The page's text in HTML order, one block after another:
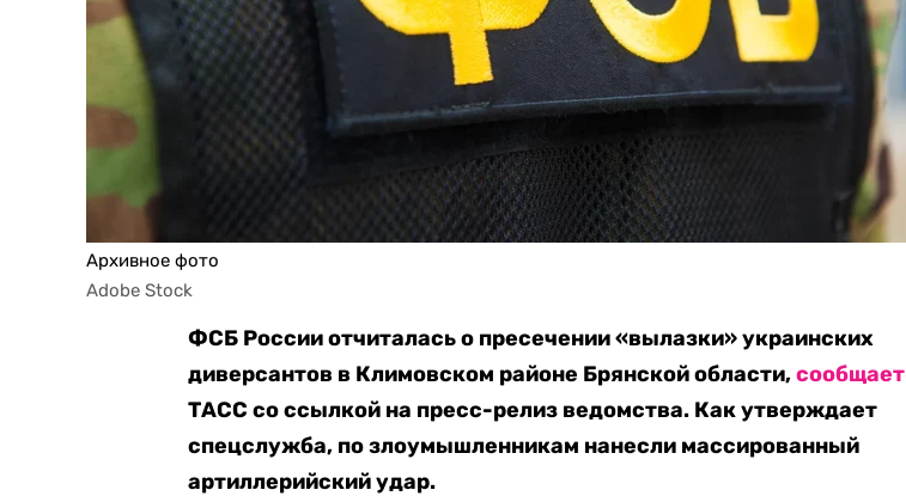
Архивное фото
Adobe Stock
ФСБ России отчиталась о пресечении «вылазки» украинских
диверсантов в Климовском районе Брянской области,сообщает
ТАСС со ссылкой на пресс-релиз ведомства. Как утверждает
спецслужба, по злоумышленникам нанесли массированный
артиллерийский удар.